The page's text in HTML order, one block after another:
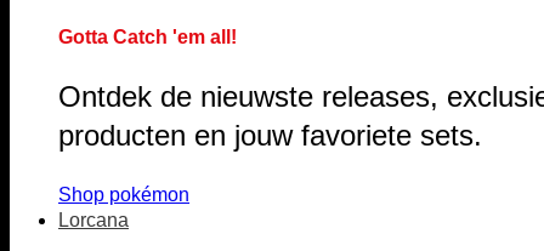
Gotta Catch 'em all!
Ontdek de nieuwste releases,
producten en jouw favoriete sets.
Shop pokémon
Lorcana